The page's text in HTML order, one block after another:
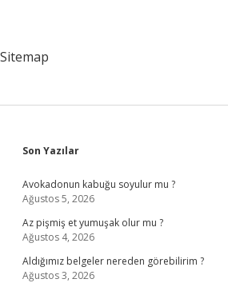
Sitemap
Sidebar
Son Yazılar
Avokadonun kabuğu soyulur mu ?
Ağustos 5, 2026
Az pişmiş et yumuşak olur mu ?
Ağustos 4, 2026
Aldığımız belgeler nereden görebilirim ?
Ağustos 3, 2026